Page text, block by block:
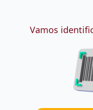
Vamos